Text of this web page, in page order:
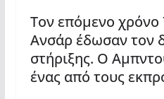
Τον επόμενο χρόνο
Ανσάρ έδωσαν τον
στήριξης. Ο
ένας από τους